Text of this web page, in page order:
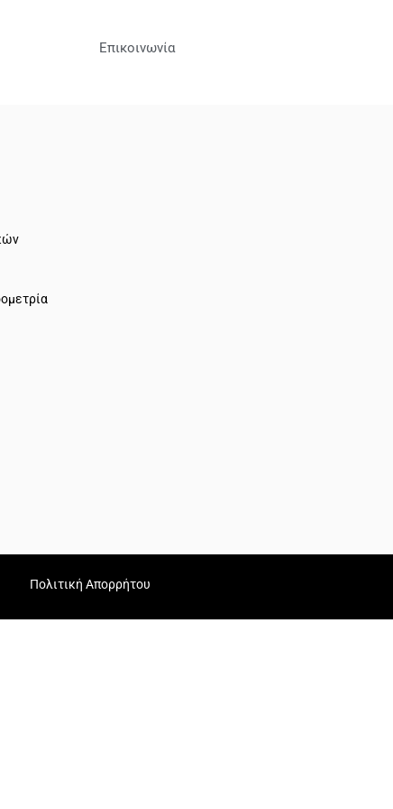
Επικοινωνία
Πολιτική Απορρήτου